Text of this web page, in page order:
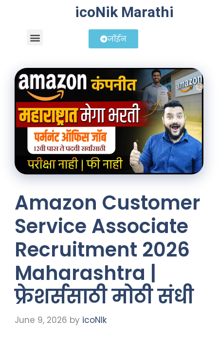
icoNik Marathi
जॉईन
Amazon Customer
Service Associate
Recruitment 2026
Maharashtra |
फ्रेशर्ससाठी मोठी संधी
June 9, 2026 by icoNIk